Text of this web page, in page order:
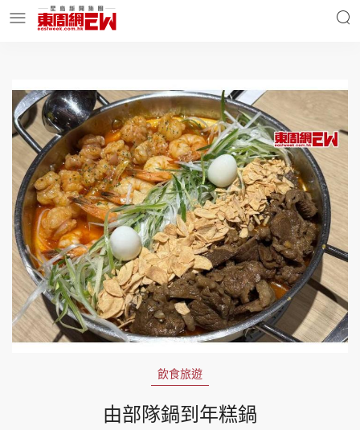
東周Ladies 優享生活
東周食玩通 會員活動
玄學靈異 東周專欄
飲食旅遊
由部隊鍋到年糕鍋